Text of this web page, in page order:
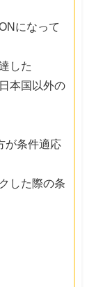
になって
した
本国以外の
が条件適応
した際の条